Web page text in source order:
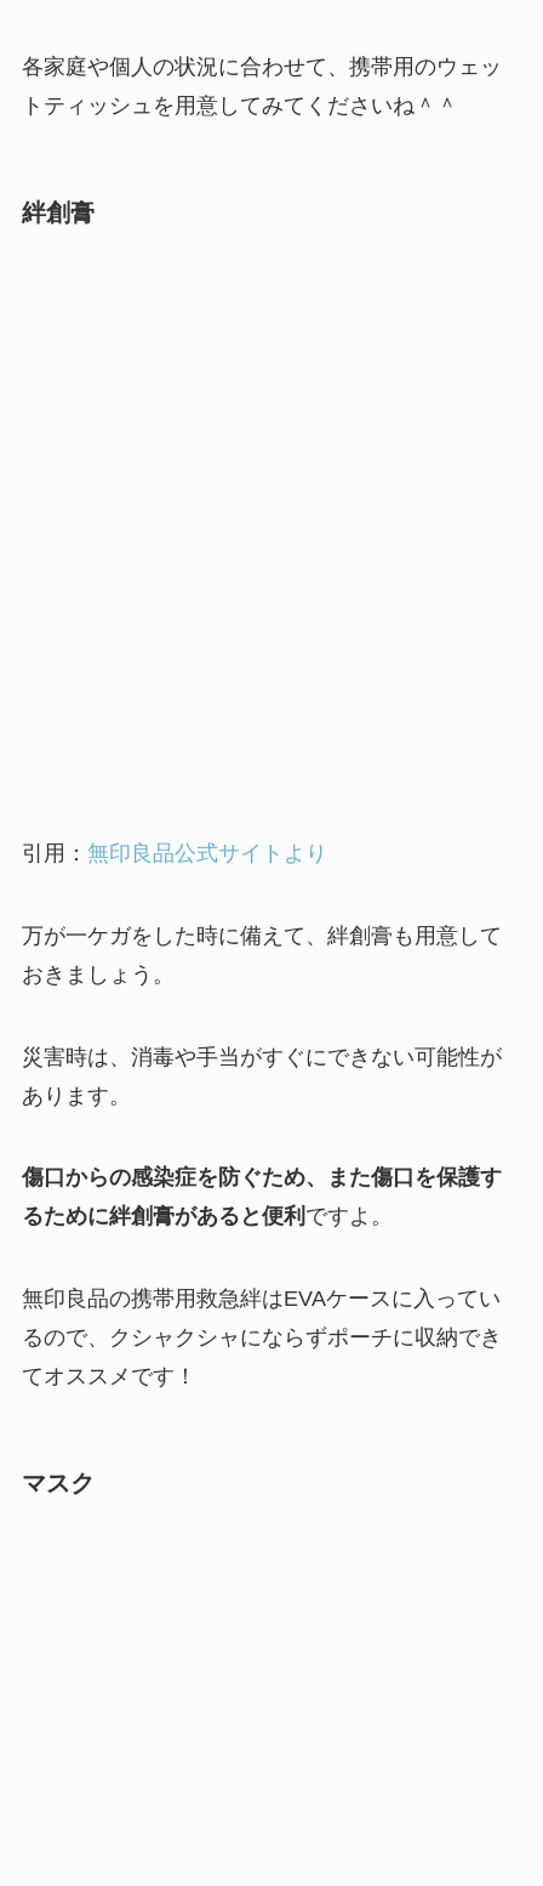
各家庭や個人の状況に合わせて、携帯用のウェッ
トティッシュを用意してみてくださいね＾＾
絆創膏
引用： 無印良品公式サイトより
万が一ケガをした時に備えて、絆創膏も用意して
おきましょう。
災害時は、消毒や手当がすぐにできない可能性が
あります。
傷口からの感染症を防ぐため、また傷口を保護す
るために絆創膏があると便利 ですよ。
無印良品の携帯用救急絆はEVAケースに入ってい
るので、クシャクシャにならずポーチに収納でき
てオススメです！
マスク